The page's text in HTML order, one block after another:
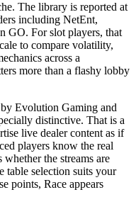
The library is reported at
including NetEnt,
GO. For slot players, that
to compare volatility,
across a
more than a flashy lobby
Evolution Gaming and
distinctive. That is a
live dealer content as if
players know the real
the streams are
table selection suits your
points, Race appears